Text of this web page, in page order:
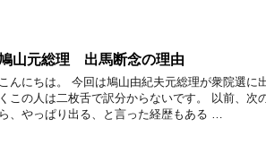
山元総理 出馬断念の理由
こんにちは。 今回は鳩山由紀夫元総理が衆院選に
くこの人は二枚舌で訳分からないです。 以前、次
ら、やっぱり出る、と言った経歴もある …